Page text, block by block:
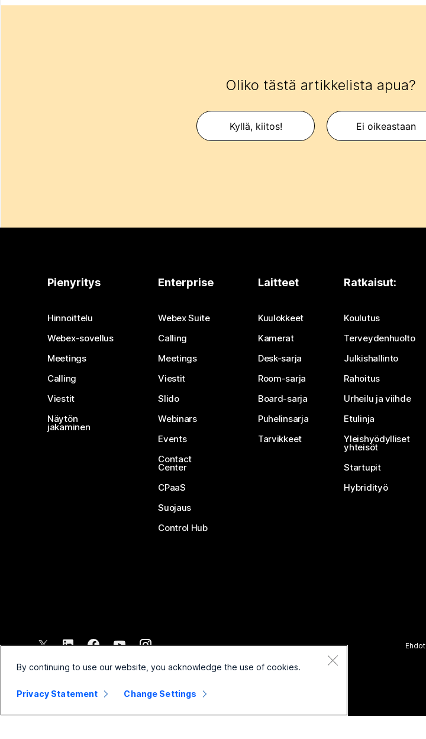
Oliko tästä artikkelista apua?
Kyllä, kiitos! Ei oikeastaan
Pienyritys
Hinnoittelu
Webex-sovellus
Meetings
Calling
Viestit
Näytön
jakaminen
Enterprise
Webex Suite
Calling
Meetings
Viestit
Slido
Webinars
Events
Contact
Center
CPaaS
Suojaus
Control Hub
Laitteet
Kuulokkeet
Kamerat
Desk-sarja
Room-sarja
Board-sarja
Puhelinsarja
Tarvikkeet
Ratkaisut:
Koulutus
Terveydenhuolto
Julkishallinto
Rahoitus
Urheilu ja viihde
Etulinja
Yleishyödylliset
yhteisöt
Startupit
Hybridityö
2026 Cisco ja/tai sen tytäryhtiöt. Kaikki oikeudet pidätetään.
Ehdot
By continuing to use our website, you acknowledge the use of cookies.
Privacy Statement Change Settings